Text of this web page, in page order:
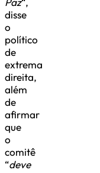
disse
o
político
de
extrema
direita,
além
de
afirmar
que
o
comitê
“deve